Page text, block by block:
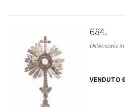
684
Ostensorio
VENDUTO